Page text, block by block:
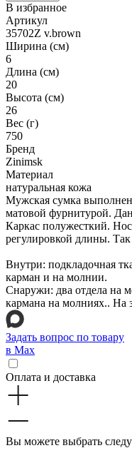
В избранное
Артикул
35702Z v.brown
Ширина (см)
6
Длина (см)
20
Высота (см)
26
Вес (г)
750
Бренд
Zinimsk
Материал
натуральная кожа
Мужская сумка
матовой фурнитурой.
Каркас полужесткий.
регулировкой длины. Так
Внутри: подкладочная
карман и на молнии.
Снаружи: два отдела на
кармана на молниях.. На
Задать вопрос по товару
в Max
Оплата и доставка
Вы можете выбрать